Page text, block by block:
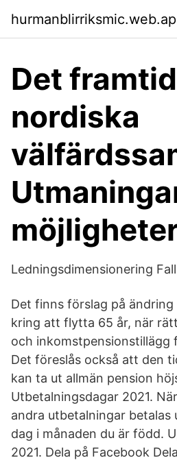
Det
nordiska
Ledningsdimensionering
Det finns förslag på
kring att flytta 65 år, när
och inkomstpensionstillägg
Det föreslås också att den
kan ta ut allmän pension
Utbetalningsdagar 2021.
andra utbetalningar betalas
dag i månaden du är född.
2021. Dela på Facebook